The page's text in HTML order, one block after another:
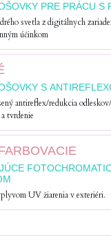
PRE PRÁCU S
svetla z digitálnych
účinkom
S
antireflex/redukcia
tvrdenie
UV žiarenia v exteriéri.